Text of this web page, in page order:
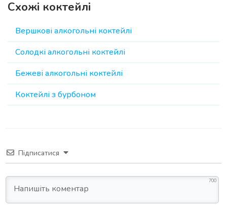
Схожі коктейлі
Вершкові алкогольні коктейлі
Солодкі алкогольні коктейлі
Бежеві алкогольні коктейлі
Коктейлі з бурбоном
Підписатися
700